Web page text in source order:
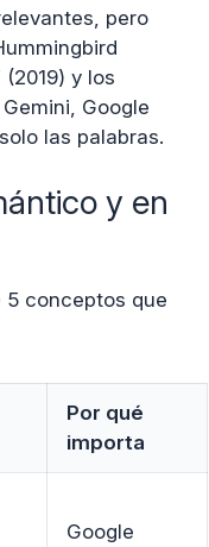
pero
(2019) y los
Google
las palabras.
y en
5 conceptos que
Por qué
importa
Google